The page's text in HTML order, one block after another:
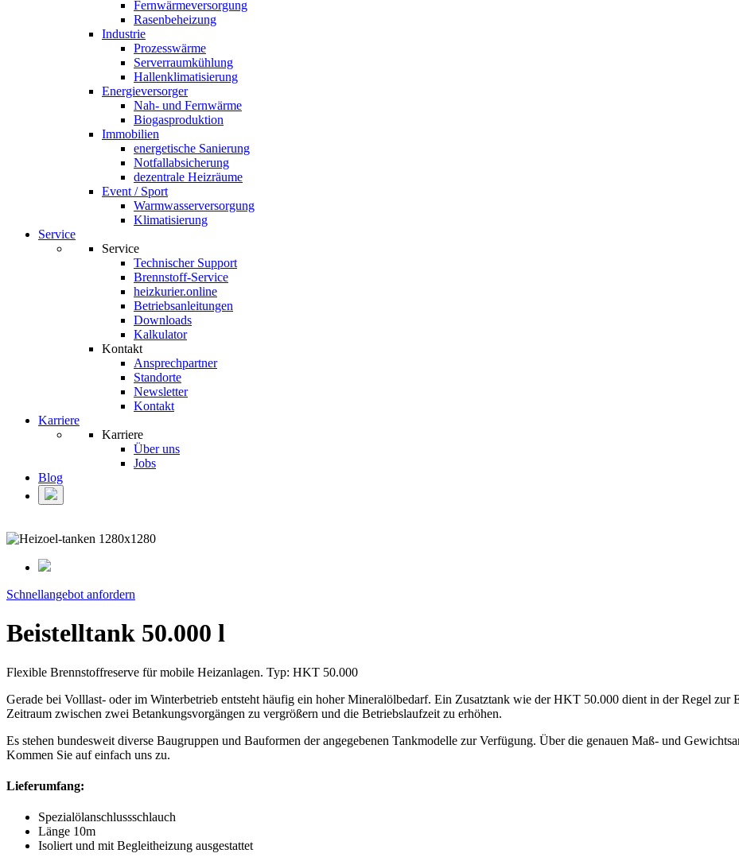
Fernwärmeversorgung
Rasenbeheizung
Industrie
Prozesswärme
Serverraumkühlung
Hallenklimatisierung
Energieversorger
Nah- und Fernwärme
Biogasproduktion
Immobilien
energetische Sanierung
Notfallabsicherung
dezentrale Heizräume
Event / Sport
Warmwasserversorgung
Klimatisierung
Service
Service
Technischer Support
Brennstoff-Service
heizkurier.online
Betriebsanleitungen
Downloads
Kalkulator
Kontakt
Ansprechpartner
Standorte
Newsletter
Kontakt
Karriere
Karriere
Über uns
Jobs
Blog
Schnellangebot anfordern
Beistelltank 50.000 l
Flexible Brennstoffreserve für mobile Heizanlagen. Typ: HKT 50.000
Gerade bei Volllast- oder im Winterbetrieb entsteht häufig ein hoher Mineralölbedarf. Ein Zusatztank wie der HKT 50.000 dient in der Regel zur
Zeitraum zwischen zwei Betankungsvorgängen zu vergrößern und die Betriebslaufzeit zu erhöhen.
Es stehen bundesweit diverse Baugruppen und Bauformen der angegebenen Tankmodelle zur Verfügung. Über die genauen Maß- und
Kommen Sie auf einfach uns zu.
Lieferumfang:
Spezialölanschlussschlauch
Länge 10m
Isoliert und mit Begleitheizung ausgestattet